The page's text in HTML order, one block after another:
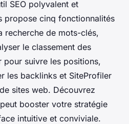
SEO polyvalent et
propose cinq fonctionnalités
recherche de mots-clés,
le classement des
pour suivre les positions,
les backlinks et SiteProfiler
sites web. Découvrez
booster votre stratégie
intuitive et conviviale.